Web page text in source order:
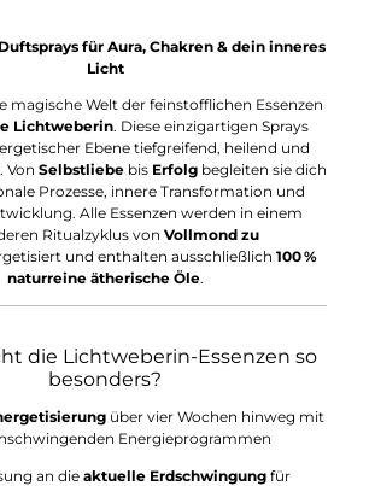
für Aura, Chakren & dein inneres
Licht
magische Welt der feinstofflichen Essenzen
Lichtweberin. Diese einzigartigen Sprays
Ebene tiefgreifend, heilend und
Von Selbstliebe bis Erfolg begleiten sie dich
Prozesse, innere Transformation und
Alle Essenzen werden in einem
Ritualzyklus von Vollmond zu
und enthalten ausschließlich 100 %
naturreine ätherische Öle.
die Lichtweberin-Essenzen so
besonders?
über vier Wochen hinweg mit
Energieprogrammen
an die aktuelle Erdschwingung für